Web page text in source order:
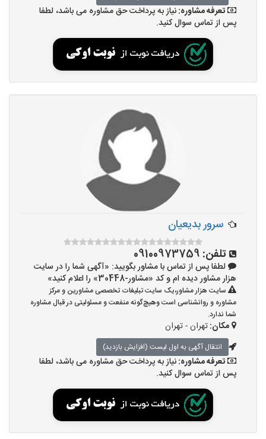
تعرفه مشاوره:نیاز به پرداخت حق مشاوره می باشد، لطفا
پس از تماس سوال کنید.
سرور بدیعیان
تلفن: 09100973759
لطفا پس از تماس با مشاور بگویید: «آگهی شما را در سایت
هزار مشاور دیده ام و کد «مشاور-30448» را اعلام کنید»
سایت هزار مشاور،یک سایت تبلیغات تخصصی مشاورین و مرکز
مشاوره و روانشناسی است وهیچ‌گونه منفعت و مسئولیتی در قبال مشاوره
شما ندارد.
مکان:تهران - تهران
انتقال آگهی به اول لیست (افزایش بازدید)
تعرفه مشاوره:نیاز به پرداخت حق مشاوره می باشد، لطفا
پس از تماس سوال کنید.